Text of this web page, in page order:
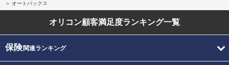
オートバックス
オリコン顧客満足度ランキング一覧
保険関連ランキング